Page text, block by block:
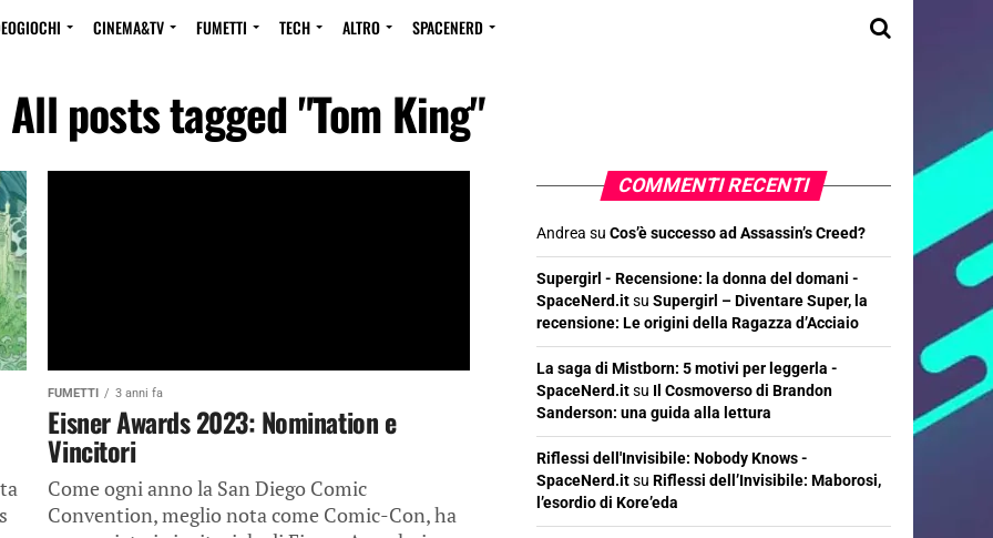
CINEMA&TV FUMETTI TECH ALTRO SPACENERD
All posts tagged "Tom King"
FUMETTI 3 anni fa
Eisner Awards 2023: Nomination e
Vincitori
Come ogni anno la San Diego Comic
Convention, meglio nota come Comic-Con, ha
COMMENTI RECENTI
Andrea su Cos’è successo ad Assassin’s Creed?
Supergirl - Recensione: la donna del domani -
SpaceNerd.itsu Supergirl – Diventare Super, la
recensione: Le origini della Ragazza d’Acciaio
La saga di Mistborn: 5 motivi per leggerla -
SpaceNerd.itsu Il Cosmoverso di Brandon
Sanderson: una guida alla lettura
Riflessi dell'Invisibile: Nobody Knows -
SpaceNerd.itsu Riflessi dell’Invisibile: Maborosi,
l’esordio di Kore’eda